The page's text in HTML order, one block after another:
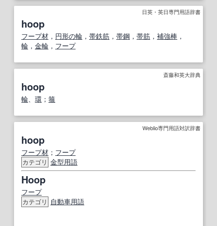
日英・英日専門用語辞書
hoop
フープ材 ， 円形の輪 ， 帯鉄筋 ， 帯鋼 ， 帯筋 ， 補強棒 ，
輪 ， 金輪 ， フープ
斎藤和英大辞典
hoop
輪、 環 ； 箍
Weblio専門用語対訳辞書
hoop
フープ材 ； フープ
カテゴリ 金型用語
Hoop
フープ
カテゴリ 自動車用語